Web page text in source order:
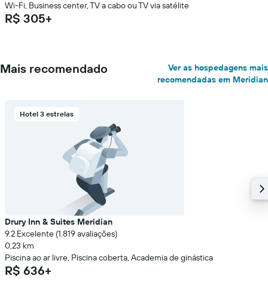
Wi-Fi, Business center, TV a cabo ou TV via satélite
R$ 305+
Mais recomendado
Ver as hospedagens mais
recomendadas em Meridian
Hotel 3 estrelas
Drury Inn & Suites Meridian
9.2 Excelente (1.819 avaliações)
0,23 km
Piscina ao ar livre, Piscina coberta, Academia de ginástica
R$ 636+